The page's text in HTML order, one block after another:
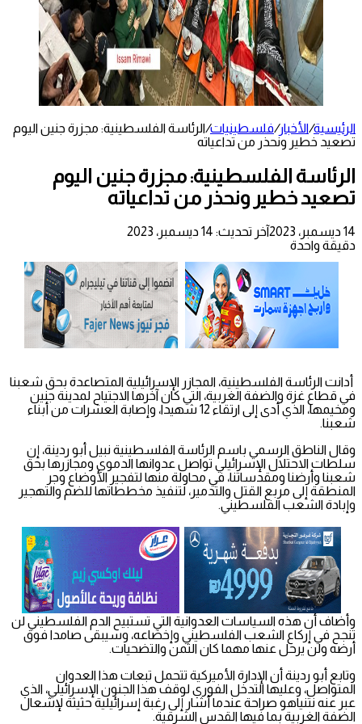
الرئيسية/الأخبار/فلسطينيات/الرئاسة الفلسطينية: مجزرة جنين اليوم
تصعيد خطير ونحذر من تداعياته
الرئاسة الفلسطينية: مجزرة جنين اليوم
تصعيد خطير ونحذر من تداعياته
14 ديسمبر، 2023
آخر تحديث: 14 ديسمبر، 2023
دقيقة واحدة
أدانت الرئاسة الفلسطينية، المجازر الإسرائيلية المتصاعدة بحق شعبنا
في قطاع غزة والضفة الغربية، التي كان آخرها الاجتياح لمدينة جنين
ومخيمها، الذي أدى إلى ارتقاء 12 شهيدا، وإصابة العشرات من أبناء
شعبنا.
وقال الناطق الرسمي باسم الرئاسة الفلسطينية نبيل أبو ردينة، إن
سلطات الاحتلال الإسرائيلي تواصل عدوانها الدموي ومجازرها بحق
شعبنا وأرضنا ومقدساتنا، في محاولة منها لتفجير الأوضاع وجر
المنطقة إلى مربع القتل والتدمير، لتنفيذ مخططاتها للضم والتهجير
وإبادة الشعب الفلسطيني.
وأضاف أن هذه السياسات العدوانية التي تستبيح الدم الفلسطيني لن
تنجح في إركاع الشعب الفلسطيني وإخضاعه، وسيبقى صامدا فوق
أرضه ولن يرحل عنها مهما كان الثمن والتضحيات.
وتابع أبو ردينة أن الإدارة الأميركية تتحمل تبعات هذا العدوان
المتواصل، وعليها التدخل الفوري لوقف هذا الجنون الإسرائيلي، الذي
عبر عنه نتنياهو صراحة عندما أشار إلى رغبة إسرائيلية حثيثة لإشعال
الضفة الغربية بما فيها القدس الشرقية.